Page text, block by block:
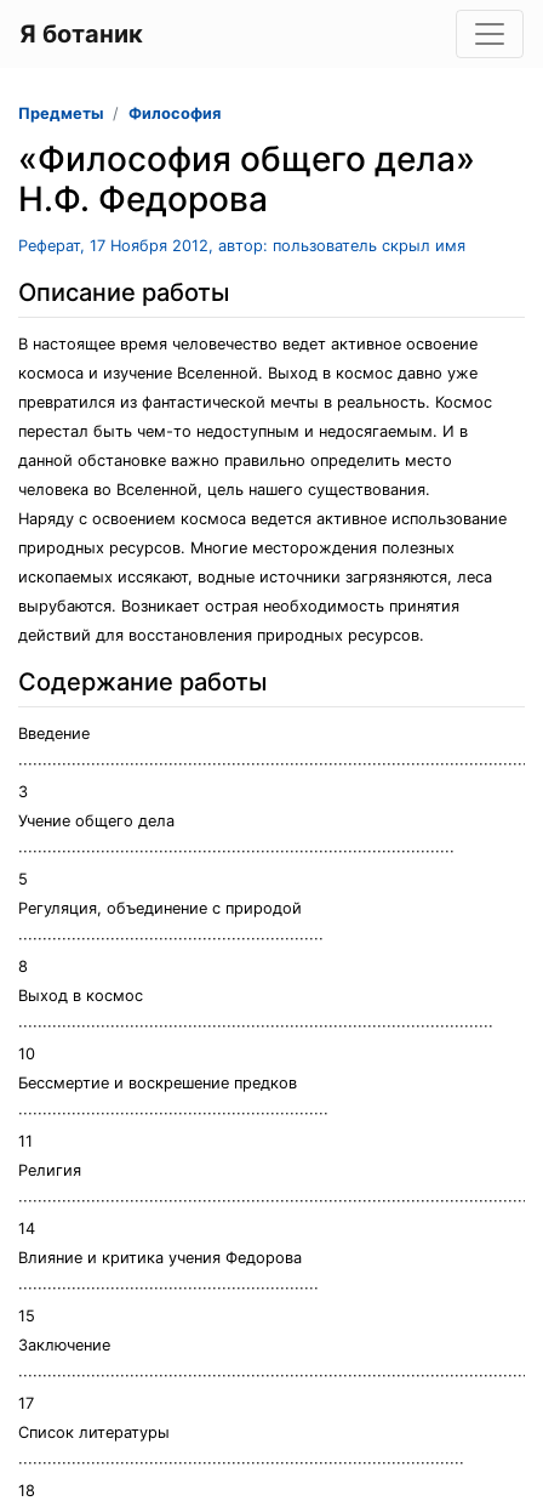
Я ботаник
Предметы Философия
«Философия общего дела»
Н.Ф. Федорова
Реферат, 17 Ноября 2012, автор: пользователь скрыл имя
Описание работы
В настоящее время человечество ведет активное освоение
космоса и изучение Вселенной. Выход в космос давно уже
превратился из фантастической мечты в реальность. Космос
перестал быть чем-то недоступным и недосягаемым. И в
данной обстановке важно правильно определить место
человека во Вселенной, цель нашего существования.
Наряду с освоением космоса ведется активное использование
природных ресурсов. Многие месторождения полезных
ископаемых иссякают, водные источники загрязняются, леса
вырубаются. Возникает острая необходимость принятия
действий для восстановления природных ресурсов.
Содержание работы
Введение
3
Учение общего дела
∙∙∙∙∙∙∙∙∙∙∙∙∙∙∙∙∙∙∙∙∙∙∙∙∙∙∙∙∙∙∙∙∙∙∙∙∙∙∙∙∙∙∙∙∙∙∙∙∙∙∙∙∙∙∙∙∙∙∙∙∙∙∙∙∙∙∙∙∙∙∙∙∙∙∙∙∙∙∙∙∙∙∙∙∙∙∙∙∙∙
5
Регуляция, объединение с природой
∙∙∙∙∙∙∙∙∙∙∙∙∙∙∙∙∙∙∙∙∙∙∙∙∙∙∙∙∙∙∙∙∙∙∙∙∙∙∙∙∙∙∙∙∙∙∙∙∙∙∙∙∙∙∙∙∙∙∙∙∙∙∙
8
Выход в космос
∙∙∙∙∙∙∙∙∙∙∙∙∙∙∙∙∙∙∙∙∙∙∙∙∙∙∙∙∙∙∙∙∙∙∙∙∙∙∙∙∙∙∙∙∙∙∙∙∙∙∙∙∙∙∙∙∙∙∙∙∙∙∙∙∙∙∙∙∙∙∙∙∙∙∙∙∙∙∙∙∙∙∙∙∙∙∙∙∙∙∙∙∙∙∙∙∙∙
10
Бессмертие и воскрешение предков
∙∙∙∙∙∙∙∙∙∙∙∙∙∙∙∙∙∙∙∙∙∙∙∙∙∙∙∙∙∙∙∙∙∙∙∙∙∙∙∙∙∙∙∙∙∙∙∙∙∙∙∙∙∙∙∙∙∙∙∙∙∙∙∙
11
Религия
14
Влияние и критика учения Федорова
∙∙∙∙∙∙∙∙∙∙∙∙∙∙∙∙∙∙∙∙∙∙∙∙∙∙∙∙∙∙∙∙∙∙∙∙∙∙∙∙∙∙∙∙∙∙∙∙∙∙∙∙∙∙∙∙∙∙∙∙∙∙
15
Заключение
∙∙∙∙∙∙∙∙∙∙∙∙∙∙∙∙∙∙∙∙∙∙∙∙∙∙∙∙∙∙∙∙∙∙∙∙∙∙∙∙∙∙∙∙∙∙∙∙∙∙∙∙∙∙∙∙∙∙∙∙∙∙∙∙∙∙∙∙∙∙∙∙∙∙∙∙∙∙∙∙∙∙∙∙∙∙∙∙∙∙∙∙∙∙∙∙∙∙∙∙∙∙∙∙∙
17
Список литературы
∙∙∙∙∙∙∙∙∙∙∙∙∙∙∙∙∙∙∙∙∙∙∙∙∙∙∙∙∙∙∙∙∙∙∙∙∙∙∙∙∙∙∙∙∙∙∙∙∙∙∙∙∙∙∙∙∙∙∙∙∙∙∙∙∙∙∙∙∙∙∙∙∙∙∙∙∙∙∙∙∙∙∙∙∙∙∙∙∙∙∙∙
18